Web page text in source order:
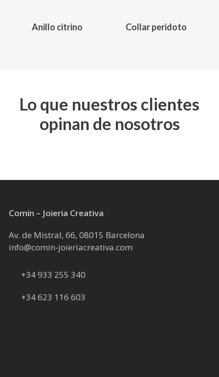
Anillo citrino
Las
opciones
se
producto
Collar peridoto
Lo que nuestros clientes
opinan de nosotros
Comín – Joieria Creativa
Av. de Mistral, 66, 08015 Barcelona
info@comin-joieriacreativa.com
+34 933 255 340
+34 623 116 603